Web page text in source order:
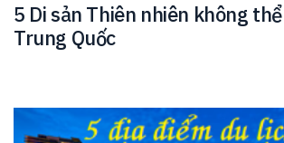
5 Di sản Thiên nhiên không
Trung Quốc